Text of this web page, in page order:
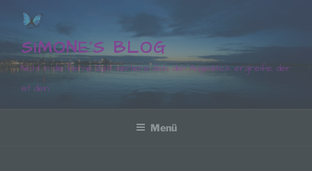
Inhalt
springenSIMONE´S BLOG
Nicht in die ferne Zeit verliere dich, den Augenblick ergreife, der
ist dein
Menü